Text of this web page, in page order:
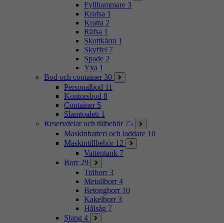
Fyllhammare 3
Krafsa 1
Kratta 2
Räfsa 1
Skottkärra 1
Skyffel 7
Spade 2
Yxa 1
Bod och container 30
Personalbod 11
Kontorsbod 8
Container 5
Slamtoalett 1
Reservdelar och tillbehör 75
Maskinbatteri och laddare 10
Maskintillbehör 12
Vattentank 7
Borr 29
Träborr 3
Metallborr 4
Betongborr 10
Kakelborr 3
Hålsåg 7
Slang 4